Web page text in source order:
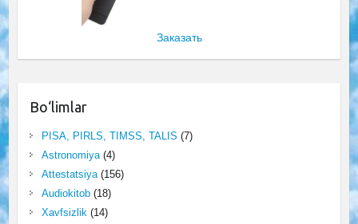
Заказать
Bo‘limlar
PISA, PIRLS, TIMSS, TALIS (7)
Astronomiya(4)
Attestatsiya(156)
Audiokitob(18)
Xavfsizlik (14)